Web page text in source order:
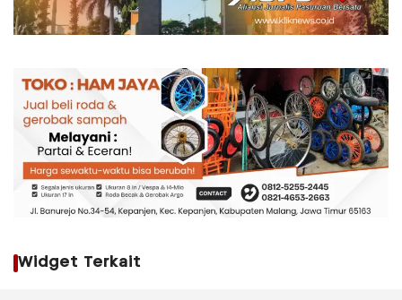
Widget Terkait